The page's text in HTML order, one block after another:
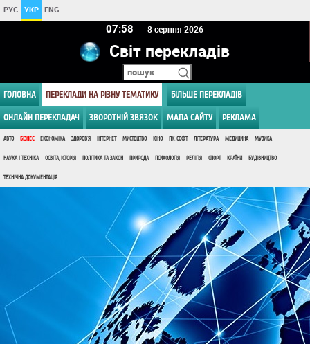
РУС УКР ENG
07 58 8 серпня 2026
Світ перекладів
ГОЛОВНА ПЕРЕКЛАДИ НА РІЗНУ ТЕМАТИКУ БІЛЬШЕ ПЕРЕКЛАДІВ
ОНЛАЙН ПЕРЕКЛАДАЧ ЗВОРОТНІЙ ЗВЯЗОК МАПА САЙТУ РЕКЛАМА
АВТО БІЗНЕС ЕКОНОМІКА ЗДОРОВ'Я ІНТЕРНЕТ МИСТЕЦТВО КІНО ПК, СОФТ ЛІТЕРАТУРА МЕДИЦИНА МУЗИКА
НАУКА І ТЕХНІКА ОСВІТА, ІСТОРІЯ ПОЛІТИКА ТА ЗАКОН ПРИРОДА ПСИХОЛОГІЯ РЕЛІГІЯ СПОРТ КРАЇНИ БУДІВНИЦТВО
ТЕХНІЧНА ДОКУМЕНТАЦІЯ